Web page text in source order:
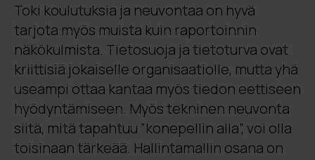
Toki koulutuksia ja neuvontaa on hyvä
tarjota myös muista kuin raportoinnin
näkökulmista. Tietosuoja ja tietoturva ovat
kriittisiä jokaiselle organisaatiolle, mutta yhä
useampi ottaa kantaa myös tiedon eettiseen
hyödyntämiseen. Myös tekninen neuvonta
siitä, mitä tapahtuu ”konepellin alla”, voi olla
toisinaan tärkeää. Hallintamallin osana on